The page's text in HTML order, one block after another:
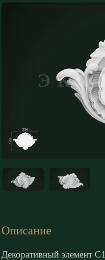
Описание
Декоративный элемент